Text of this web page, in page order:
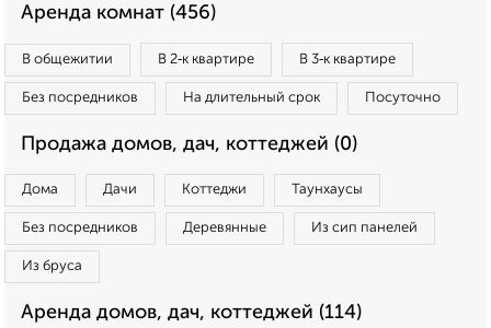
Аренда комнат (456)
В общежитии В 2‑к квартире В 3‑к квартире
Без посредников На длительный срок Посуточно
Продажа домов, дач, коттеджей (0)
Дома Дачи Коттеджи Таунхаусы
Без посредников Деревянные Из сип панелей
Из бруса
Аренда домов, дач, коттеджей (114)